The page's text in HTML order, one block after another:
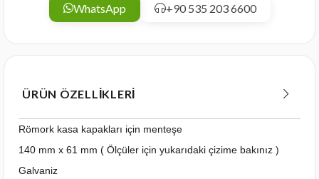
WhatsApp +90 535 203 6600
ÜRÜN ÖZELLIKLERI
Römork kasa kapakları için menteşe
140 mm x 61 mm ( Ölçüler için yukarıdaki çizime bakınız )
Galvaniz